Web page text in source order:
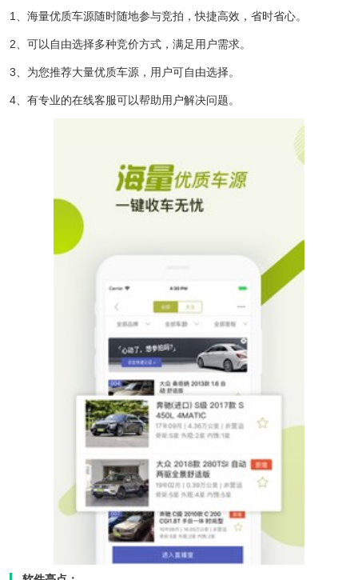
1、海量优质车源随时随地参与竞拍，快捷高效，省时省心。
2、可以自由选择多种竞价方式，满足用户需求。
3、为您推荐大量优质车源，用户可自由选择。
4、有专业的在线客服可以帮助用户解决问题。